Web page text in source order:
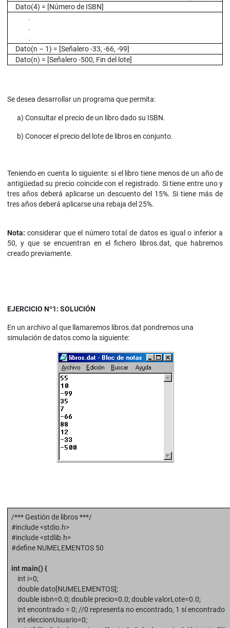
Dato(4) = [Número de ISBN]
.
.
.
Dato(n – 1) = [Señalero -33, -66, -99]
Dato(n) = [Señalero -500, Fin del lote]
Se desea desarrollar un programa que permita:
a) Consultar el precio de un libro dado su ISBN.
b) Conocer el precio del lote de libros en conjunto.
Teniendo en cuenta lo siguiente: si el libro tiene menos de un año de
antigüedad su precio coincide con el registrado. Si tiene entre uno y
tres años deberá aplicarse un descuento del 15%. Si tiene más de
tres años deberá aplicarse una rebaja del 25%.
Nota: considerar que el número total de datos es igual o inferior a
50, y que se encuentran en el fichero libros.dat, que habremos
creado previamente.
EJERCICIO Nº1: SOLUCIÓN
En un archivo al que llamaremos libros.dat pondremos una
simulación de datos como la siguiente:
/*** Gestión de libros ***/
#include <stdio.h>
#include <stdlib.h>
#define NUMELEMENTOS 50
int main() {
int i=0;
double dato[NUMELEMENTOS];
double isbn=0.0; double precio=0.0; double valorLote=0.0;
int encontrado = 0; //0 representa no encontrado, 1 sí encontrado
int eleccionUsuario=0;